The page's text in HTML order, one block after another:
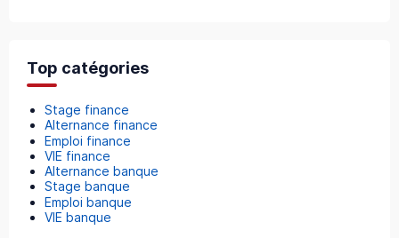
Top catégories
Stage finance
Alternance finance
Emploi finance
VIE finance
Alternance banque
Stage banque
Emploi banque
VIE banque